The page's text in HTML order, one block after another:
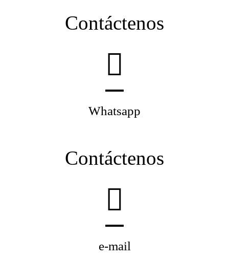
Contáctenos
Whatsapp
Contáctenos
e-mail